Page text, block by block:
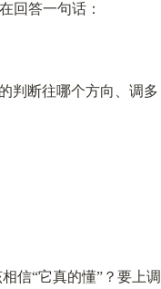
回答一句话：
判断往哪个方向、调多
信“它真的懂”？要上调